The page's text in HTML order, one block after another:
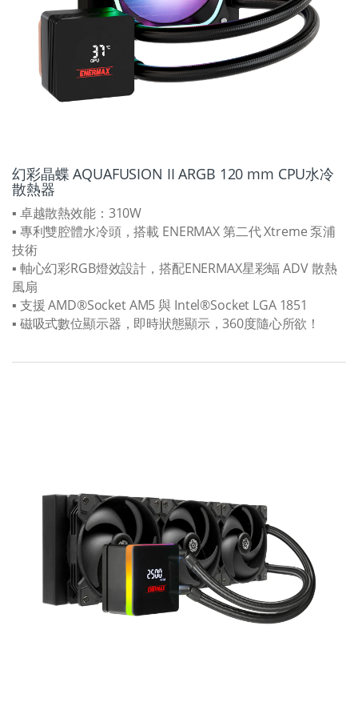
幻彩晶蝶 AQUAFUSION II ARGB 120 mm CPU水冷
散熱器
▪ 卓越散熱效能：310W
▪ 專利雙腔體水冷頭，搭載 ENERMAX 第二代 Xtreme 泵浦
技術
▪ 軸心幻彩RGB燈效設計，搭配ENERMAX星彩蝠 ADV 散熱
風扇
▪ 支援 AMD®Socket AM5 與 Intel®Socket LGA 1851
▪ 磁吸式數位顯示器，即時狀態顯示，360度隨心所欲！